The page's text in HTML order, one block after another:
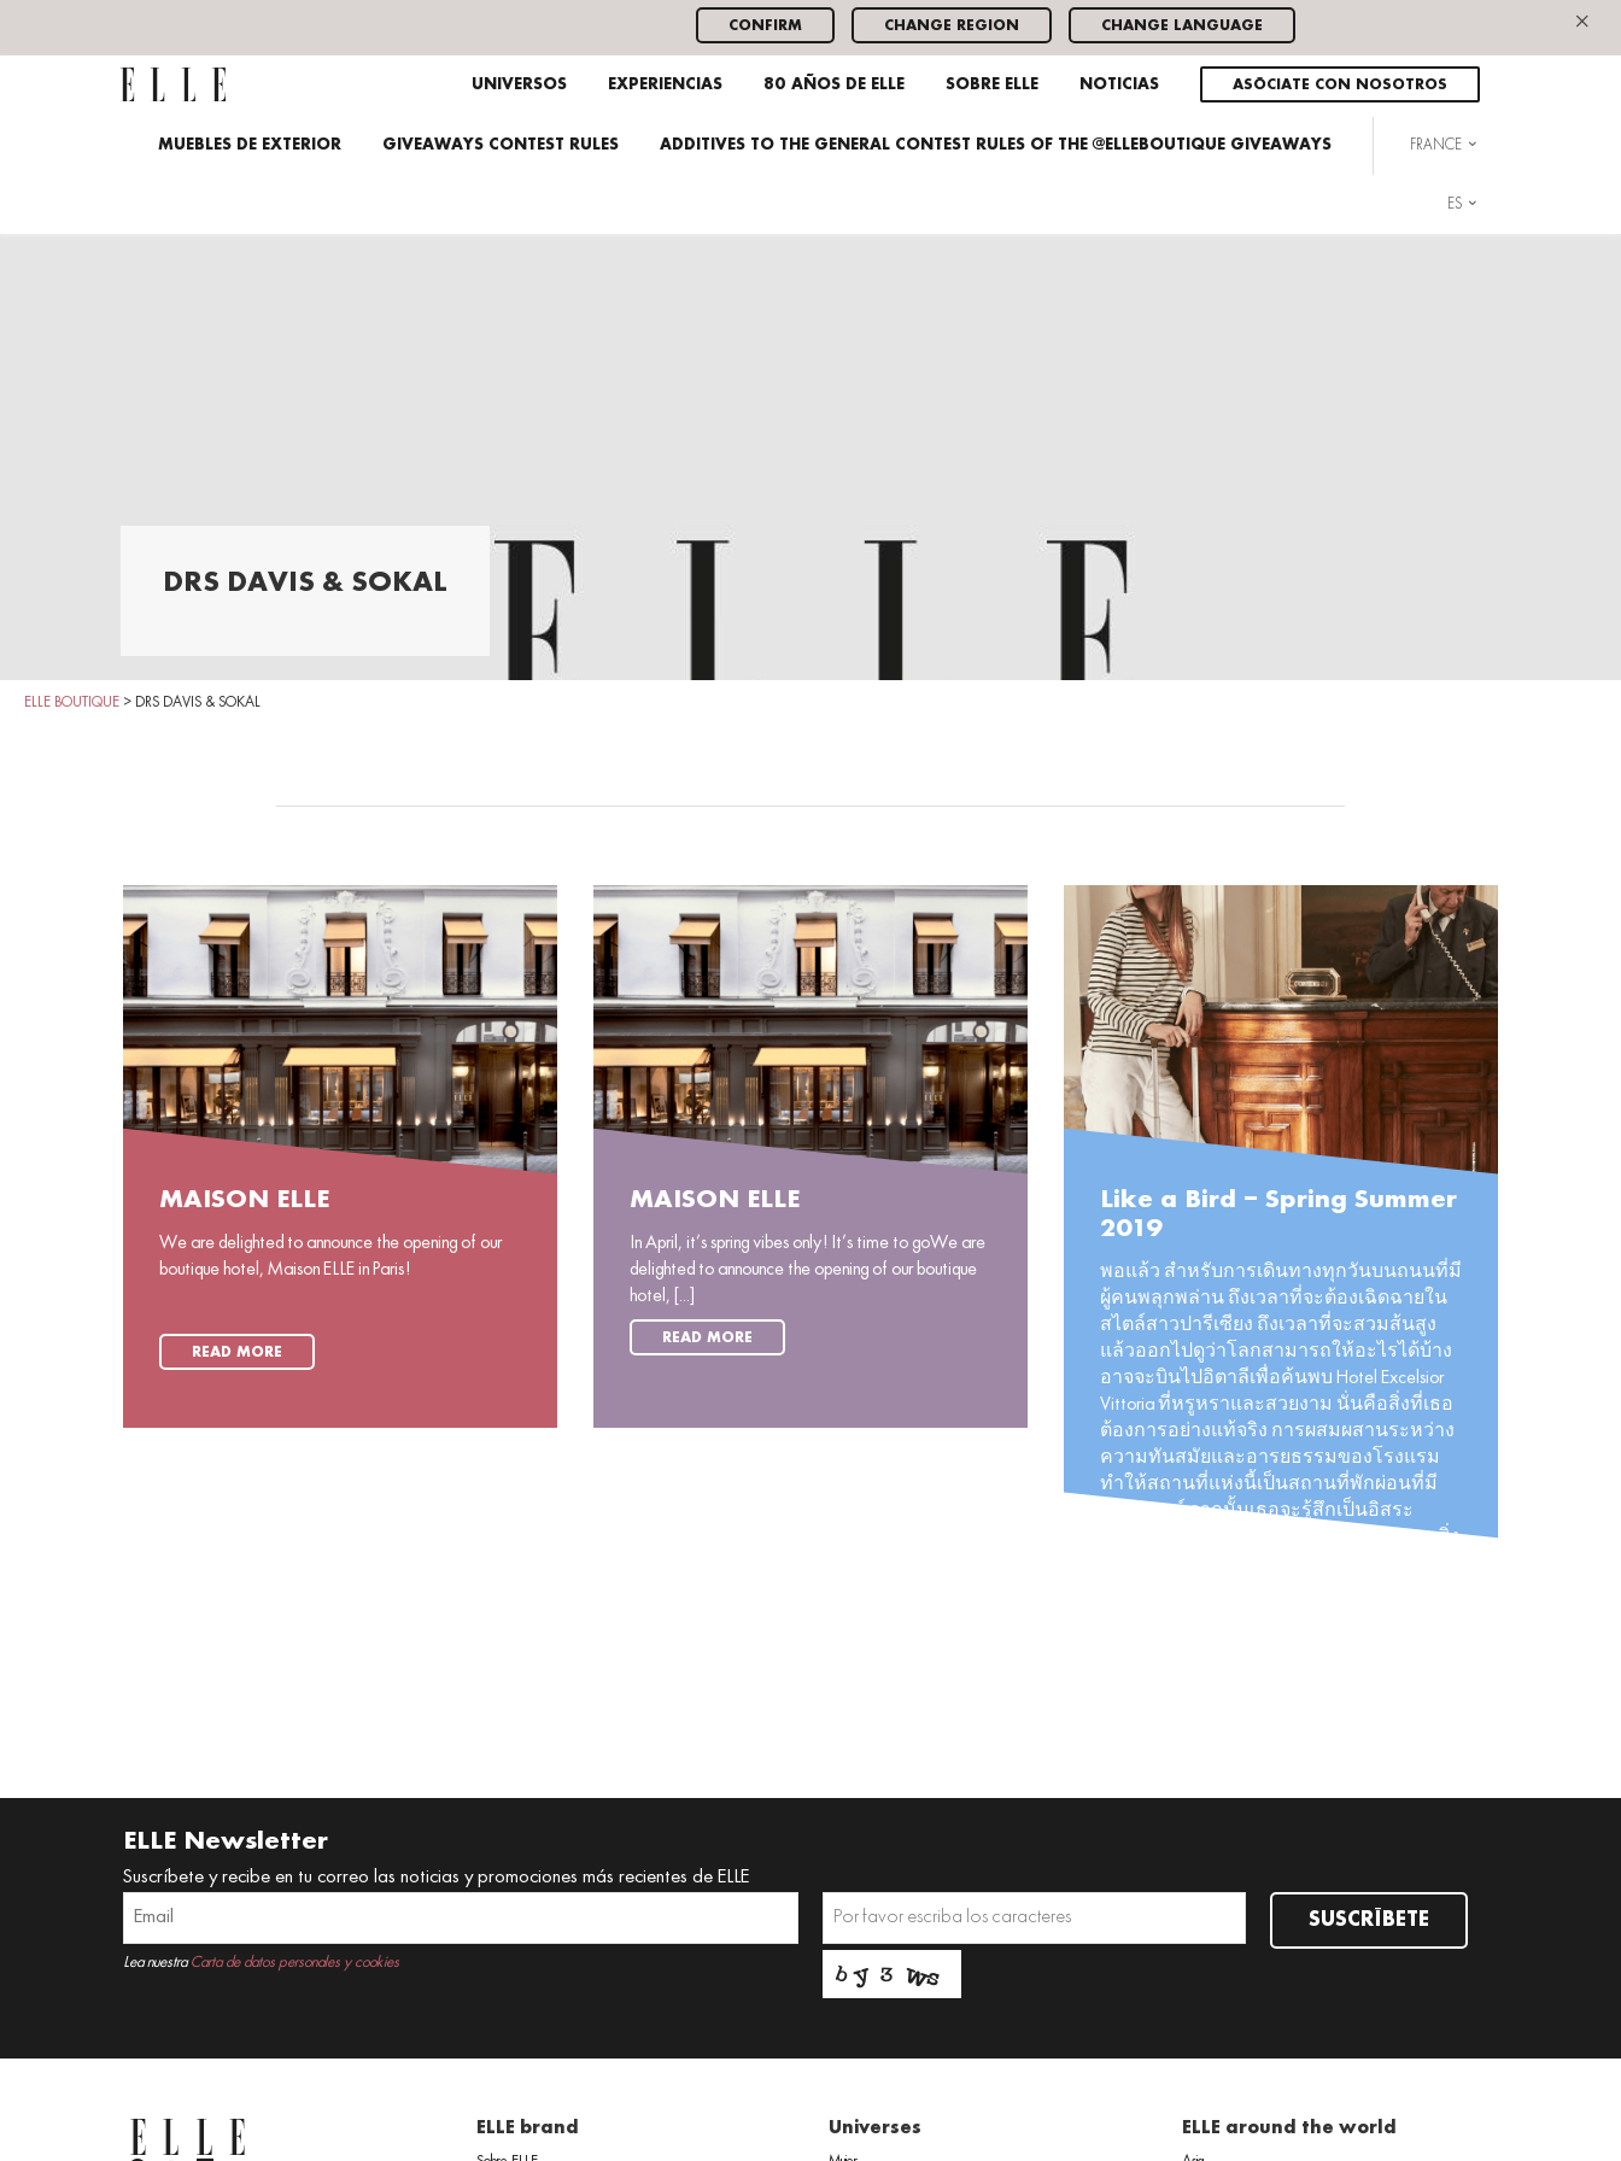
CONFIRM CHANGE REGION CHANGE LANGUAGE ×
UNIVERSOS EXPERIENCIAS 80 AÑOS DE ELLE SOBRE ELLE NOTICIAS ASÓCIATE CON NOSOTROS
MUEBLES DE EXTERIOR GIVEAWAYS CONTEST RULES ADDITIVES TO THE GENERAL CONTEST RULES OF THE @ELLEBOUTIQUE GIVEAWAYS FRANCE
ES
DRS DAVIS & SOKAL
ELLE BOUTIQUE > DRS DAVIS & SOKAL
MAISON ELLE
We are delighted to announce the opening of our
boutique hotel, Maison ELLE in Paris!
READ MORE
MAISON ELLE
In April, it’s spring vibes only! It’s time to goWe are
delighted to announce the opening of our boutique
hotel, [...]
READ MORE
Like a Bird – Spring Summer
2019
พอแล้ว สำหรับการเดินทางทุกวันบนถนนที่มี
ผู้คนพลุกพล่าน ถึงเวลาที่จะต้องเฉิดฉายใน
สไตล์สาวปารีเซียง ถึงเวลาที่จะสวมส้นสูง
แล้วออกไปดูว่าโลกสามารถให้อะไรได้บ้าง
อาจจะบินไปอิตาลีเพื่อค้นพบ Hotel Excelsior
Vittoria ที่หรูหราและสวยงาม นั่นคือสิ่งที่เธอ
ต้องการอย่างแท้จริง การผสมผสานระหว่าง
ความทันสมัยและอารยธรรมของโรงแรม
ทำให้สถานที่แห่งนี้เป็นสถานที่พักผ่อนที่มี
เอกลักษณ์ จากนั้นเธอจะรู้สึกเป็นอิสระ
เหมือนนกที่โบยบิน ที่กล้าออกไปเผชิญทุกสิ่ง
ELLE Newsletter
Suscríbete y recibe en tu correo las noticias y promociones más recientes de ELLE
Lea nuestraCarta de datos personales y cookies
SUSCRÍBETE
ELLE brand Universes ELLE around the world